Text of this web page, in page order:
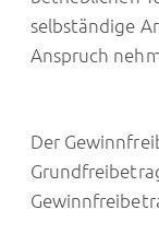
selbständige
Anspruch
Der